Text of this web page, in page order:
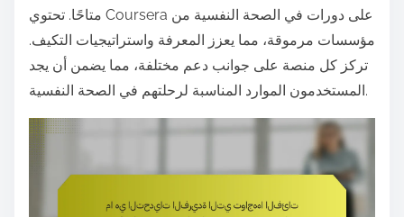
متاحًا. تحتوي Coursera على دورات في الصحة النفسية من
مؤسسات مرموقة، مما يعزز المعرفة واستراتيجيات التكيف.
تركز كل منصة على جوانب دعم مختلفة، مما يضمن أن يجد
المستخدمون الموارد المناسبة لرحلتهم في الصحة النفسية.